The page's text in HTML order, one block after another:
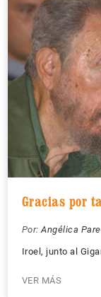
Gracias por
Por:Angélica
Iroel, junto al
VER MÁS